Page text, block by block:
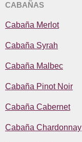
CABAÑAS
Cabaña Merlot
Cabaña Syrah
Cabaña Malbec
Cabaña Pinot Noir
Cabaña Cabernet
Cabaña Chardonnay